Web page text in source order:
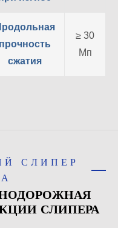
прочность
сжатия
≥ 30
Мп
СЛИПЕР
СЛИПЕРА